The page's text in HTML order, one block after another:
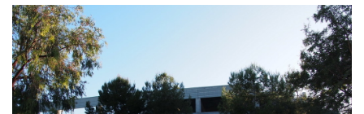
教學評測
EduTech
IT Times
生成式AI與雲端應用